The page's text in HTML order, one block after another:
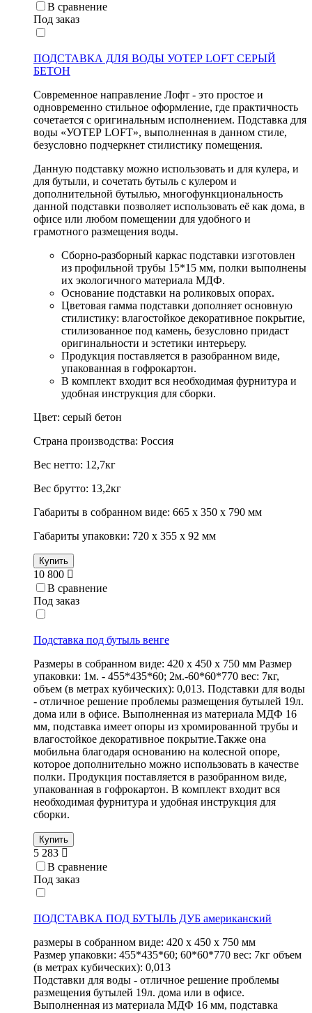
В сравнение
Под заказ
ПОДСТАВКА ДЛЯ ВОДЫ УОТЕР LOFT СЕРЫЙ
БЕТОН
Современное направление Лофт - это простое и
одновременно стильное оформление, где практичность
сочетается с оригинальным исполнением. Подставка для
воды «УОТЕР LOFT», выполненная в данном стиле,
безусловно подчеркнет стилистику помещения.
Данную подставку можно использовать и для кулера, и
для бутыли, и сочетать бутыль с кулером и
дополнительной бутылью, многофункциональность
данной подставки позволяет использовать её как дома, в
офисе или любом помещении для удобного и
грамотного размещения воды.
Сборно-разборный каркас подставки изготовлен
из профильной трубы 15*15 мм, полки выполнены
их экологичного материала МДФ.
Основание подставки на роликовых опорах.
Цветовая гамма подставки дополняет основную
стилистику: влагостойкое декоративное покрытие,
стилизованное под камень, безусловно придаст
оригинальности и эстетики интерьеру.
Продукция поставляется в разобранном виде,
упакованная в гофрокартон.
В комплект входит вся необходимая фурнитура и
удобная инструкция для сборки.
Цвет: серый бетон
Страна производства: Россия
Вес нетто: 12,7кг
Вес брутто: 13,2кг
Габариты в собранном виде: 665 х 350 х 790 мм
Габариты упаковки: 720 х 355 х 92 мм
Купить
10 800
В сравнение
Под заказ
Подставка под бутыль венге
Размеры в собранном виде: 420 х 450 х 750 мм Размер
упаковки: 1м. - 455*435*60; 2м.-60*60*770 вес: 7кг,
объем (в метрах кубических): 0,013. Подставки для воды
- отличное решение проблемы размещения бутылей 19л.
дома или в офисе. Выполненная из материала МДФ 16
мм, подставка имеет опоры из хромированной трубы и
влагостойкое декоративное покрытие.Также она
мобильна благодаря основанию на колесной опоре,
которое дополнительно можно использовать в качестве
полки. Продукция поставляется в разобранном виде,
упакованная в гофрокартон. В комплект входит вся
необходимая фурнитура и удобная инструкция для
сборки.
Купить
5 283
В сравнение
Под заказ
ПОДСТАВКА ПОД БУТЫЛЬ ДУБ американский
размеры в собранном виде: 420 х 450 х 750 мм
Размер упаковки: 455*435*60; 60*60*770 вес: 7кг объем
(в метрах кубических): 0,013
Подставки для воды - отличное решение проблемы
размещения бутылей 19л. дома или в офисе.
Выполненная из материала МДФ 16 мм, подставка